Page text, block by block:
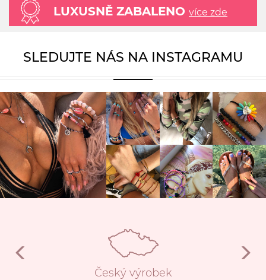
LUXUSNĚ ZABALENO více zde
SLEDUJTE NÁS NA INSTAGRAMU
Český výrobek